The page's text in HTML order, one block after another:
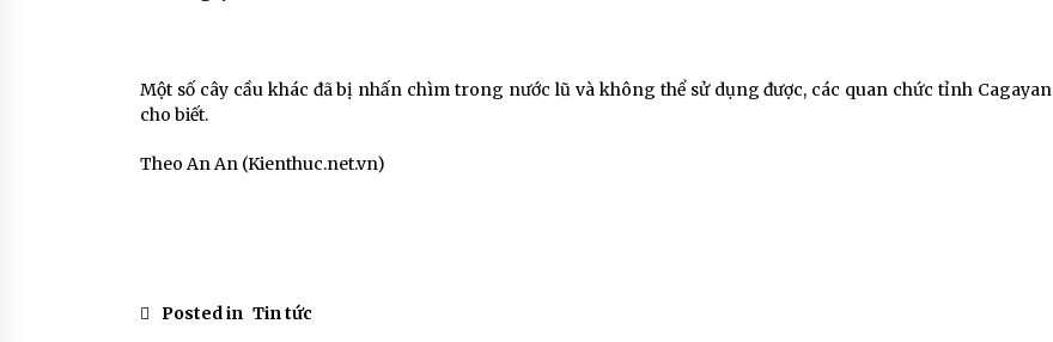
Một số cây cầu khác đã bị nhấn chìm trong nước lũ và không thể sử dụng được, các quan chức tỉnh Cagayan
cho biết.
Theo An An (Kienthuc.net.vn)
Posted in Tin tức